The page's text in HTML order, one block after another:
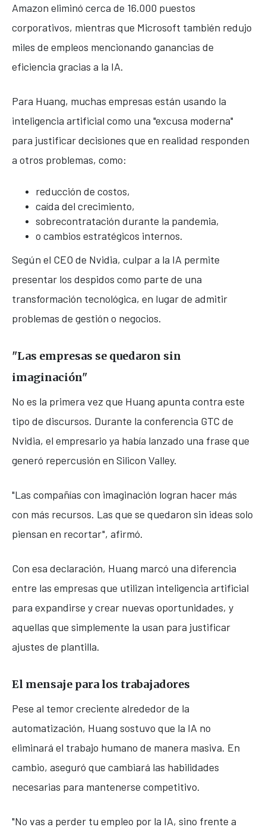
Amazon eliminó cerca de 16.000 puestos
corporativos, mientras que Microsoft también redujo
miles de empleos mencionando ganancias de
eficiencia gracias a la IA.
Para Huang, muchas empresas están usando la
inteligencia artificial como una "excusa moderna"
para justificar decisiones que en realidad responden
a otros problemas, como:
reducción de costos,
caída del crecimiento,
sobrecontratación durante la pandemia,
o cambios estratégicos internos.
Según el CEO de Nvidia, culpar a la IA permite
presentar los despidos como parte de una
transformación tecnológica, en lugar de admitir
problemas de gestión o negocios.
"Las empresas se quedaron sin
imaginación"
No es la primera vez que Huang apunta contra este
tipo de discursos. Durante la conferencia GTC de
Nvidia, el empresario ya había lanzado una frase que
generó repercusión en Silicon Valley.
"Las compañías con imaginación logran hacer más
con más recursos. Las que se quedaron sin ideas solo
piensan en recortar", afirmó.
Con esa declaración, Huang marcó una diferencia
entre las empresas que utilizan inteligencia artificial
para expandirse y crear nuevas oportunidades, y
aquellas que simplemente la usan para justificar
ajustes de plantilla.
El mensaje para los trabajadores
Pese al temor creciente alrededor de la
automatización, Huang sostuvo que la IA no
eliminará el trabajo humano de manera masiva. En
cambio, aseguró que cambiará las habilidades
necesarias para mantenerse competitivo.
"No vas a perder tu empleo por la IA, sino frente a